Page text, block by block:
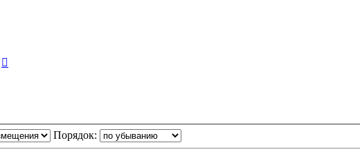
Порядок: